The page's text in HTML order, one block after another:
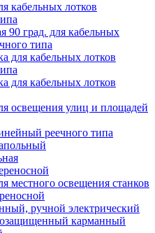
кабельных лотков
90 град. для кабельных
типа
для кабельных лотков
для кабельных лотков
освещения улиц и площадей
реечного типа
местного освещения станков
ручной электрический
карманный